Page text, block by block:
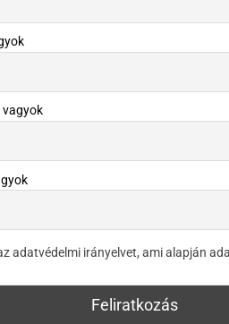
vagyok
adatvédelmi irányelvet, ami alapján